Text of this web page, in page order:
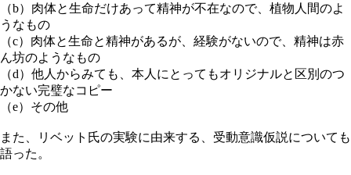
（b）肉体と生命だけあって精神が不在なので、植物人間のよ
うなもの
（c）肉体と生命と精神があるが、経験がないので、精神は赤
ん坊のようなもの
（d）他人からみても、本人にとってもオリジナルと区別のつ
かない完璧なコピー
（e）その他
また、リベット氏の実験に由来する、受動意識仮説についても
語った。